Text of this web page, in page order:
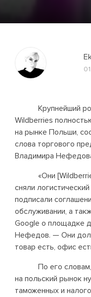
Крупнейший
Wildberries
на рынке Польши,
слова торгового
Владимира
«Они
сняли
подписали
обслуживании, а
Google о площадке
Нефедов. — Они
товар есть, офис
По его
на польский рынок
таможенных и